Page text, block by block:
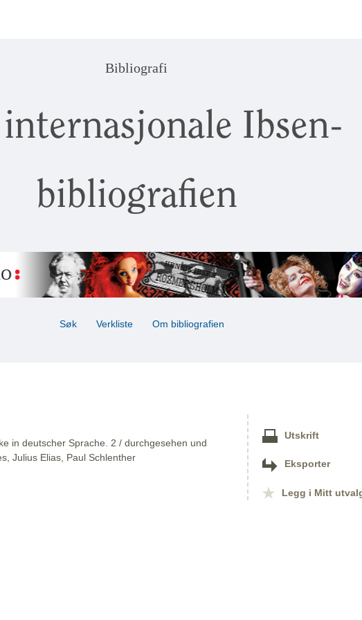
Bibliografi
Ibsen-
bibliografien
Søk Verkliste Om bibliografien
in deutscher Sprache. 2 / durchgesehen und
Julius Elias, Paul Schlenther
Utskrift
Eksporter
Legg i Mitt